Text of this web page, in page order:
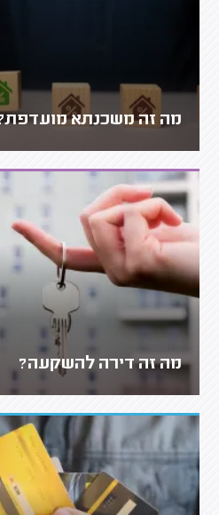
מה זה משכנתא
מה זה דירה להשקעה?